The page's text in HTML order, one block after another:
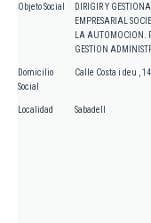
Objeto Social
DIRIGIR Y
EMPRESARIAL
LA AUTOMOCION.
GESTION
Domicilio
Social
Calle Costa i deu ,
Localidad Sabadell